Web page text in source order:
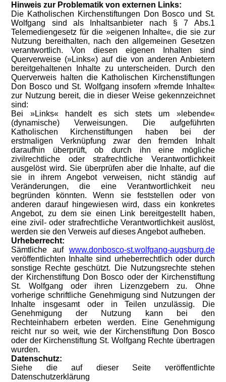
Hinweis zur Problematik von externen Links:
Die Katholischen Kirchenstiftungen Don Bosco und St.
Wolfgang sind als Inhaltsanbieter nach § 7 Abs.1
Telemediengesetz für die »eigenen Inhalte«, die sie zur
Nutzung bereithalten, nach den allgemeinen Gesetzen
verantwortlich. Von diesen eigenen Inhalten sind
Querverweise (»Links«) auf die von anderen Anbietern
bereitgehaltenen Inhalte zu unterscheiden. Durch den
Querverweis halten die Katholischen Kirchenstiftungen
Don Bosco und St. Wolfgang insofern »fremde Inhalte«
zur Nutzung bereit, die in dieser Weise gekennzeichnet
sind:
Bei »Links« handelt es sich stets um »lebende«
(dynamische) Verweisungen. Die aufgeführten
Katholischen Kirchenstiftungen haben bei der
erstmaligen Verknüpfung zwar den fremden Inhalt
daraufhin überprüft, ob durch ihn eine mögliche
zivilrechtliche oder strafrechtliche Verantwortlichkeit
ausgelöst wird. Sie überprüfen aber die Inhalte, auf die
sie in ihrem Angebot verweisen, nicht ständig auf
Veränderungen, die eine Verantwortlichkeit neu
begründen könnten. Wenn sie feststellen oder von
anderen darauf hingewiesen wird, dass ein konkretes
Angebot, zu dem sie einen Link bereitgestellt haben,
eine zivil- oder strafrechtliche Verantwortlichkeit auslöst,
werden sie den Verweis auf dieses Angebot aufheben.
Urheberrecht:
Sämtliche auf www.donbosco-st.wolfgang-augsburg.de
veröffentlichten Inhalte sind urheberrechtlich oder durch
sonstige Rechte geschützt. Die Nutzungsrechte stehen
der Kirchenstiftung Don Bosco oder der Kirchenstiftung
St. Wolfgang oder ihren Lizenzgebern zu. Ohne
vorherige schriftliche Genehmigung sind Nutzungen der
Inhalte insgesamt oder in Teilen unzulässig. Die
Genehmigung der Nutzung kann bei den
Rechteinhabern erbeten werden. Eine Genehmigung
reicht nur so weit, wie der Kirchenstiftung Don Bosco
oder der Kirchenstiftung St. Wolfgang Rechte übertragen
wurden.
Datenschutz:
Siehe die auf dieser Seite veröffentlichte
Datenschutzerklärung